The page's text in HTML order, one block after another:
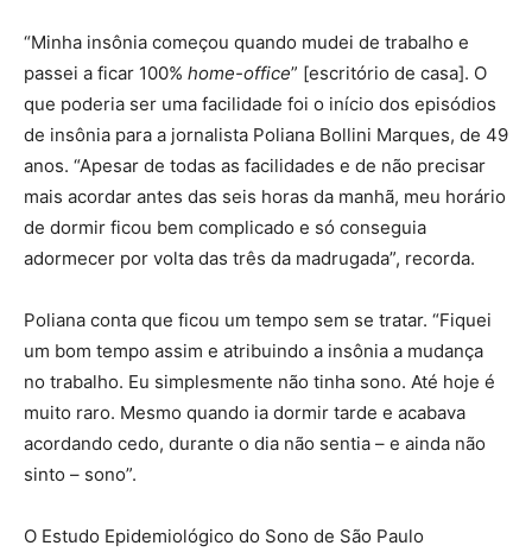
“Minha insônia começou quando mudei de trabalho e
passei a ficar 100% home-office” [escritório de casa]. O
que poderia ser uma facilidade foi o início dos episódios
de insônia para a jornalista Poliana Bollini Marques, de 49
anos. “Apesar de todas as facilidades e de não precisar
mais acordar antes das seis horas da manhã, meu horário
de dormir ficou bem complicado e só conseguia
adormecer por volta das três da madrugada”, recorda.
Poliana conta que ficou um tempo sem se tratar. “Fiquei
um bom tempo assim e atribuindo a insônia a mudança
no trabalho. Eu simplesmente não tinha sono. Até hoje é
muito raro. Mesmo quando ia dormir tarde e acabava
acordando cedo, durante o dia não sentia – e ainda não
sinto – sono”.
O Estudo Epidemiológico do Sono de São Paulo